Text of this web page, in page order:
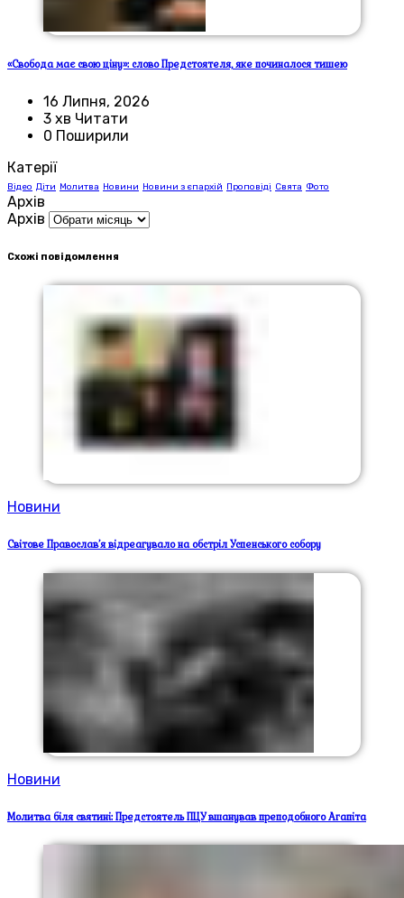
«Свобода має свою ціну»: слово Предстоятеля, яке починалося тишею
16 Липня, 2026
3 хв Читати
0 Поширили
Катерії
Відео Діти Молитва Новини Новини з єпархій Проповіді Свята Фото
Архів
Архів
Схожі повідомлення
Новини
Світове Православ’я відреагувало на обстріл Успенського собору
Новини
Молитва біля святині: Предстоятель ПЦУ вшанував преподобного Агапіта